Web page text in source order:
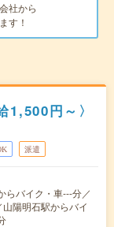
社から
す！
1,500円～〉
派遣
らバイク・車---分／
陽明石駅からバイ